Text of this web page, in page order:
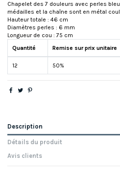
(1 avis)
Chapelet des 7 douleurs avec perles
médailles et la chaîne sont en métal
Hauteur totale : 46 cm
Diamètres perles : 6 mm
Longueur de cou : 75 cm
Quantité
Remise sur prix unitaire
12 50%
Description
Détails du produit
Avis clients